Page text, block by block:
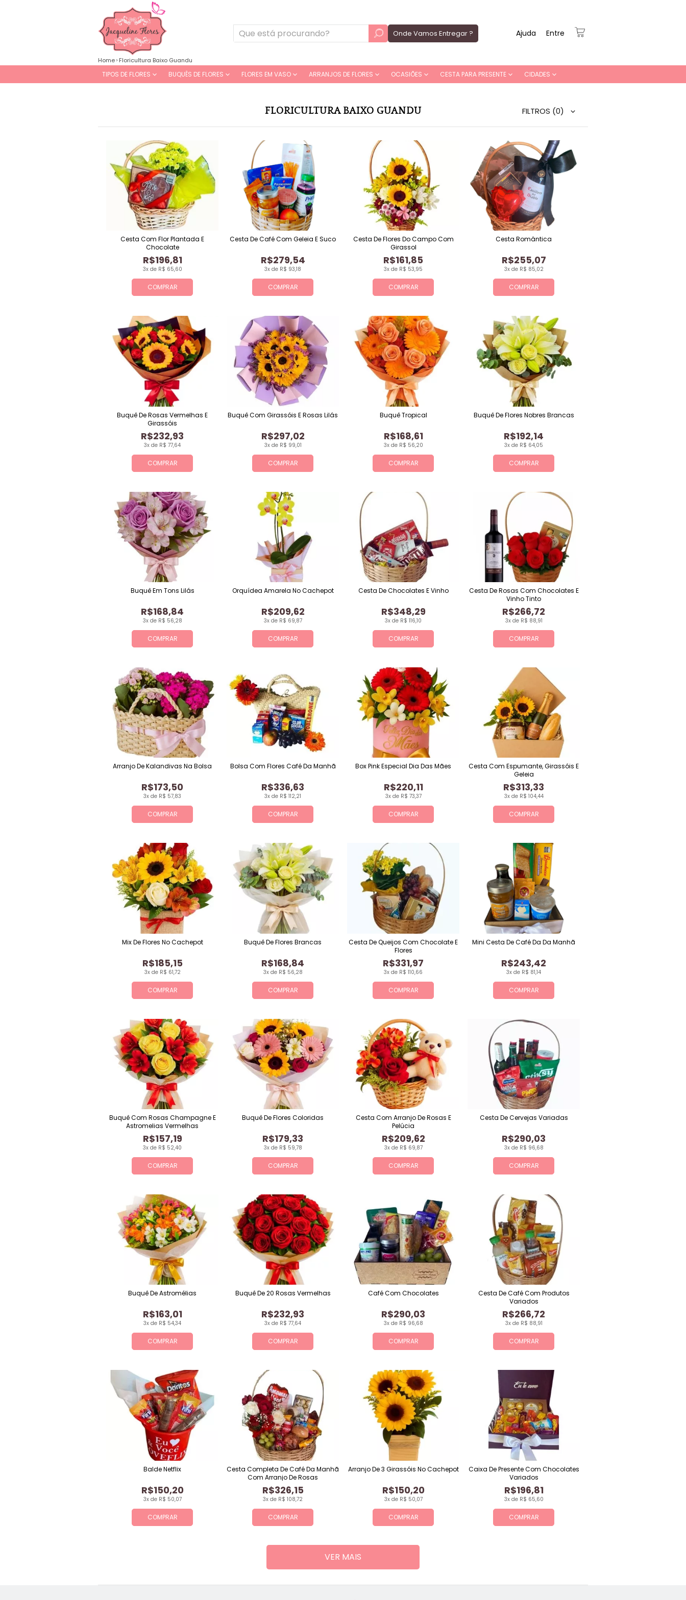
Onde Vamos Entregar ? Entre
Ajuda
TIPOS DE FLORES BUQUÊS DE FLORES FLORES EM VASO ARRANJOS DE FLORES OCASIÕES CESTA PARA PRESENTE CIDADES
Home Floricultura Baixo Guandu
FLORICULTURA BAIXO GUANDU FILTROS (0)
COMPRAR
3x de R$ 65,60
R$196,81
Cesta Com Flor Plantada E
Chocolate
COMPRAR
3x de R$ 93,18
R$279,54
Cesta De Café Com Geleia E Suco
COMPRAR
3x de R$ 53,95
R$161,85
Cesta De Flores Do Campo Com
Girassol
COMPRAR
3x de R$ 85,02
R$255,07
Cesta Romântica
COMPRAR
3x de R$ 77,64
R$232,93
Buquê De Rosas Vermelhas E
Girassóis
COMPRAR
3x de R$ 99,01
R$297,02
Buquê Com Girassóis E Rosas Lilás
COMPRAR
3x de R$ 56,20
R$168,61
Buquê Tropical
COMPRAR
3x de R$ 64,05
R$192,14
Buquê De Flores Nobres Brancas
COMPRAR
3x de R$ 56,28
R$168,84
Buquê Em Tons Lilás
COMPRAR
3x de R$ 69,87
R$209,62
Orquídea Amarela No Cachepot
COMPRAR
3x de R$ 116,10
R$348,29
Cesta De Chocolates E Vinho
COMPRAR
3x de R$ 88,91
R$266,72
Cesta De Rosas Com Chocolates E
Vinho Tinto
COMPRAR
3x de R$ 57,83
R$173,50
Arranjo De Kalandivas Na Bolsa
COMPRAR
3x de R$ 112,21
R$336,63
Bolsa Com Flores Café Da Manhã
COMPRAR
3x de R$ 73,37
R$220,11
Box Pink Especial Dia Das Mães
COMPRAR
3x de R$ 104,44
R$313,33
Cesta Com Espumante, Girassóis E
Geleia
COMPRAR
3x de R$ 61,72
R$185,15
Mix De Flores No Cachepot
COMPRAR
3x de R$ 56,28
R$168,84
Buquê De Flores Brancas
COMPRAR
3x de R$ 110,66
R$331,97
Cesta De Queijos Com Chocolate E
Flores
COMPRAR
3x de R$ 81,14
R$243,42
Mini Cesta De Café Da Da Manhã
COMPRAR
3x de R$ 52,40
R$157,19
Buquê Com Rosas Champagne E
Astromelias Vermelhas
COMPRAR
3x de R$ 59,78
R$179,33
Buquê De Flores Coloridas
COMPRAR
3x de R$ 69,87
R$209,62
Cesta Com Arranjo De Rosas E
Pelúcia
COMPRAR
3x de R$ 96,68
R$290,03
Cesta De Cervejas Variadas
COMPRAR
3x de R$ 54,34
R$163,01
Buquê De Astromélias
COMPRAR
3x de R$ 77,64
R$232,93
Buquê De 20 Rosas Vermelhas
COMPRAR
3x de R$ 96,68
R$290,03
Café Com Chocolates
COMPRAR
3x de R$ 88,91
R$266,72
Cesta De Café Com Produtos
Variados
COMPRAR
3x de R$ 50,07
R$150,20
Balde Netflix
COMPRAR
3x de R$ 108,72
R$326,15
Cesta Completa De Café Da Manhã
Com Arranjo De Rosas
COMPRAR
3x de R$ 50,07
R$150,20
Arranjo De 3 Girassóis No Cachepot
COMPRAR
3x de R$ 65,60
R$196,81
Caixa De Presente Com Chocolates
Variados
VER MAIS